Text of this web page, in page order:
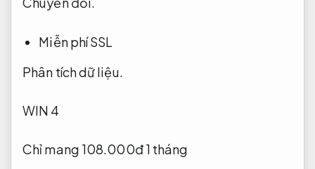
Miễn phí SSL
Phân tích dữ liệu.
WIN 4
Chỉ mang 108.000đ 1 tháng